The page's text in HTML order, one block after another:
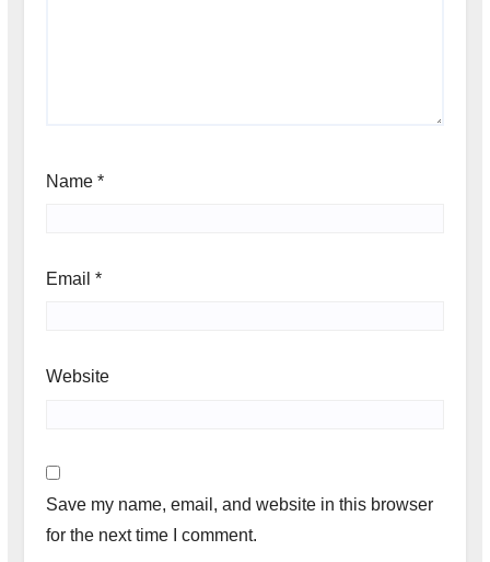
Name *
Email *
Website
Save my name, email, and website in this browser
for the next time I comment.